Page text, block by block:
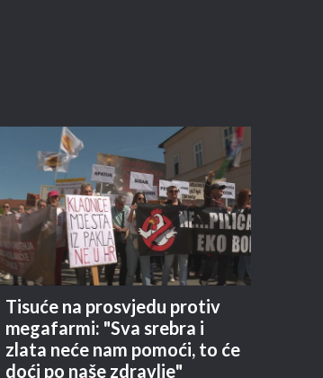
Tisuće na prosvjedu protiv
megafarmi: "Sva srebra i
zlata neće nam pomoći, to će
doći po naše zdravlje"